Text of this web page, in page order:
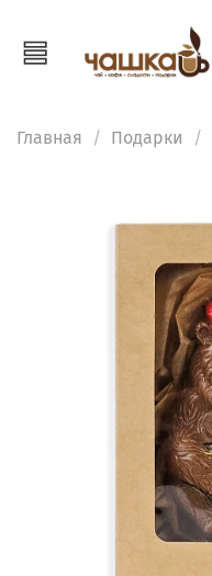
Главная Подарки